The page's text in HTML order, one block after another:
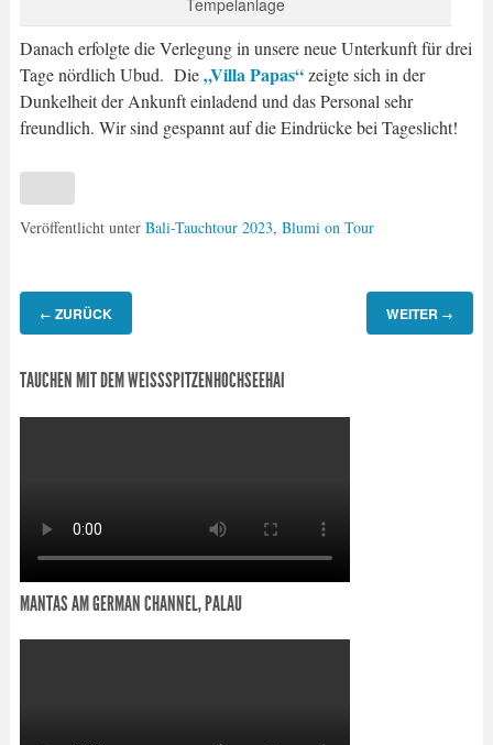
Tempelanlage
Danach erfolgte die Verlegung in unsere neue Unterkunft für drei
Tage nördlich Ubud. Die„Villa Papas“ zeigte sich in der
Dunkelheit der Ankunft einladend und das Personal sehr
freundlich. Wir sind gespannt auf die Eindrücke bei Tageslicht!
Veröffentlicht unter Bali-Tauchtour 2023, Blumi on Tour
← ZURÜCK WEITER →
TAUCHEN MIT DEM WEISSSPITZENHOCHSEEHAI
MANTAS AM GERMAN CHANNEL, PALAU